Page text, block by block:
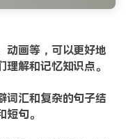
动画等，可以更好地
解和记忆知识点。
词汇和复杂的句子结
句。